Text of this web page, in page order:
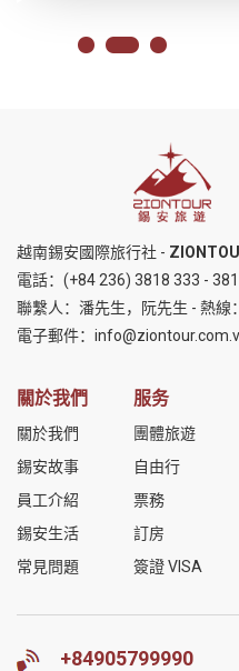
越南錫安國際旅行社 -
電話： (+84 236) 3818 333 -
聯繫人：潘先生，阮先生 - 熱線：
電子郵件：
關於我們
關於我們
錫安故事
員工介紹
錫安生活
常見問題
服务
團體旅遊
自由行
票務
訂房
簽證 VISA
+84905799990